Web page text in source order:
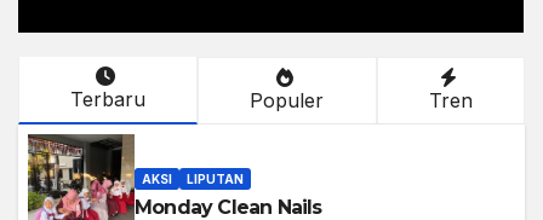
Terbaru Populer Tren
AKSI LIPUTAN
Monday Clean Nails